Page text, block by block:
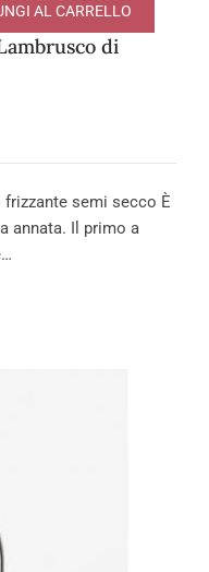
di
AL CARRELLO
frizzante semi secco È
annata. Il primo a